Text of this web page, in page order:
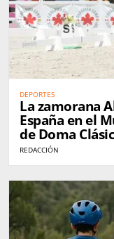
DEPORTES
La zamorana
España en el
de Doma
REDACCIÓN